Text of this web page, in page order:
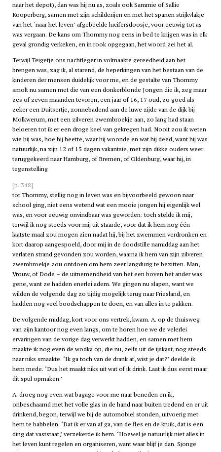
naar het depot), dan was hij nu as, zoals ook Sammie of Sallie
Kooperberg, samen met zijn schilderijen en met het spanen strijkvlakje
van het ‘naar het leven’ afgebeelde lucifersdoosje, voor eeuwig tot as
was vergaan. De kans om Thommy nog eens in bed te krijgen was in elk
geval grondig verkeken, en in rook opgegaan, het woord zei het al.
Terwijl Teigetje ons nachtleger in volmaakte gereedheid aan het
brengen was, zag ik, al starend, de beperkingen van het bestaan van de
kinderen der mensen duidelijk voor me, en de gestalte van Thommy
smolt nu samen met die van een donkerblonde Jongen die ik, zeg maar
zes of zeven maanden tevoren, een jaar of 16, 17 oud, zo goed als
zeker een Duitsertje, zonnebadend aan de luwe zijde van de dijk bij
Molkwerum, met een zilveren zwembroekje aan, zo lang had staan
beloeren tot ik er een droge keel van gekregen had. Nooit zou ik weten
wie hij was, hoe hij heette, waar hij woonde en wat hij deed, want hij was
natuurlijk, na zijn 12 of 15 dagen vakantsie, met zijn dikke ouders weer
teruggekeerd naar Hamburg, of Bremen, of Oldenburg, waar hij, in
tegenstelling
[p. 348]
tot Thommy, stellig nog in leven was en bijvoorbeeld gewoon naar
school ging, niet eens wetend wat een mooie jongen hij eigenlijk wel
was, en voor eeuwig onvindbaar was geworden: toch stelde ik mij,
terwijl ik nog steeds voor mij uit staarde, voor dat ik hem nog één
laatste maal zou mogen zien nadat hij, bij het zwemmen verdronken en
kort daarop aangespoeld, door mij in de doodstille namiddag aan het
verlaten strand gevonden zou worden, waarna ik hem van zijn zilveren
zwembroekje zou ontdoen om hem zeer langdurig te bezitten. Man,
Vrouw, of Dode – de uitnemendheid van het een boven het ander was
gene, want ze hadden enerlei adem. We gingen nu slapen, want we
wilden de volgende dag zo tijdig mogelijk terug naar Friesland, en
hadden nog veel boodschappen te doen, en van alles in te pakken.
De volgende middag, kort voor ons vertrek, kwam. A. op de thuisweg
van zijn kantoor nog even langs, om te horen hoe we de velerlei
ervaringen van de vorige dag verwerkt hadden, en samen met hem
maakte ik nog even de wodka op, die nu, zelfs uit de ijskast, nog steeds
naar niks smaakte. ‘Ik ga toch van de drank af, wist je dat?’ deelde ik
hem mede. ‘Dus het maakt niks uit wat of ik drink. Laat ik dus eerst maar
dit spul opmaken.’
A. droeg nog even wat bagage voor me naar beneden en ik,
onbeschaamd met het volle glas in de hand naar buiten tredend en er uit
drinkend, begon, terwijl we bij de automobiel stonden, uitvoerig met
hem te babbelen. ‘Dat ik er van af ga, van de fles en de kruik, dat is een
ding dat vaststaat,’ verzekerde ik hem. ‘Hoewel je natuurlijk niet alles in
het leven kunt regelen en organiseren, want waar blijf je dan. Sjonge